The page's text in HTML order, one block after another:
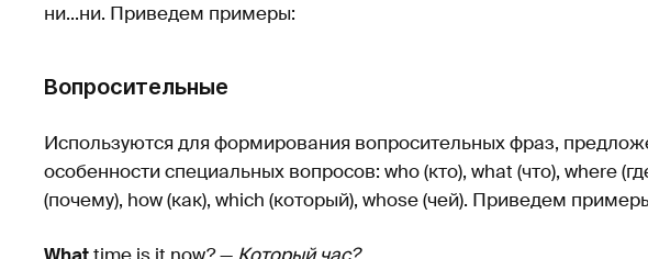
ни...ни. Приведем примеры:
Вопросительные
Используются для формирования вопросительных фраз,
особенности специальных вопросов: who (кто), what (что), where
(почему), how (как), which (который), whose (чей). Приведем